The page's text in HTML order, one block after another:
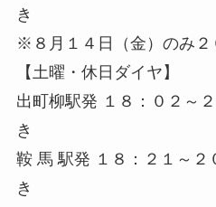
き
※８月１４日（金）のみ２
【土曜・休日ダイヤ】
出町柳駅発 １８：０２～
き
鞍 馬 駅発 １８：２１～２
き